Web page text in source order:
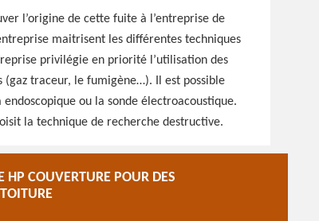
l’origine de cette fuite à l’entreprise de
maitrisent les différentes techniques
privilégie en priorité l’utilisation des
(gaz traceur, le fumigène…). Il est possible
ou la sonde électroacoustique.
la technique de recherche destructive.
HP COUVERTURE POUR DES